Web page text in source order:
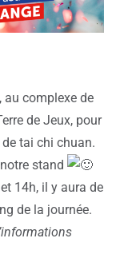
au complexe de
de Jeux, pour
tai chi chuan.
stand
14h, il y aura de
de la journée.